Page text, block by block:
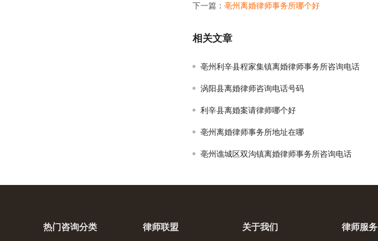
下一篇： 亳州离婚律师事务所哪个好
相关文章
亳州利辛县程家集镇离婚律师事务所咨询电话
涡阳县离婚律师咨询电话号码
利辛县离婚案请律师哪个好
亳州离婚律师事务所地址在哪
亳州谯城区双沟镇离婚律师事务所咨询电话
热门咨询分类 律师联盟 关于我们 律师服务